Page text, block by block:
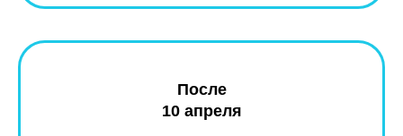
После
10 апреля